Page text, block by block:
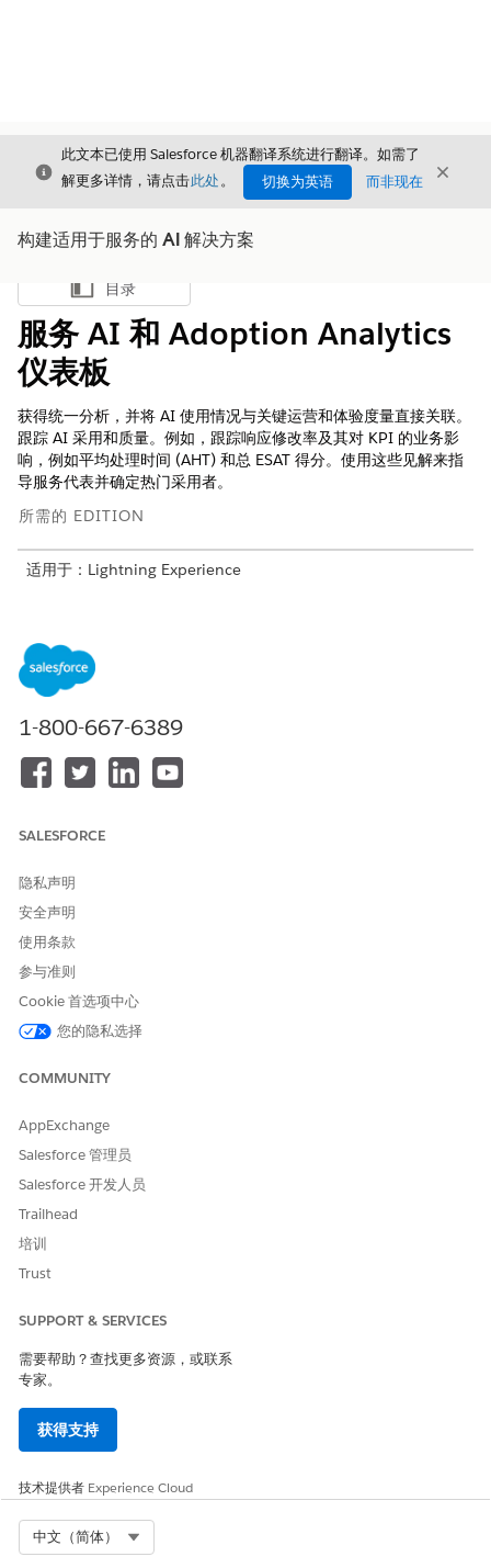
关闭
此文本已使用 Salesforce 机器翻译系统进行翻译。如需了
解更多详情，请点击此处。 切换为英语 而非现在 关闭
构建适用于服务的 AI 解决方案
显示目录
目录
服务 AI 和 Adoption Analytics
仪表板
获得统一分析，并将 AI 使用情况与关键运营和体验度量直接关联。
跟踪 AI 采用和质量。例如，跟踪响应修改率及其对 KPI 的业务影
响，例如平均处理时间 (AHT) 和总 ESAT 得分。使用这些见解来指
导服务代表并确定热门采用者。
所需的 EDITION
适用于：Lightning Experience
Einstein for Service 概览
监控 Einstein for Service 的采用情况及其对平均处理时间
(AHT) 等关键效率指标的影响。通过回复质量趋势和总体 ESAT
或 AHT 高的团队。实施有针对性的干预措施，例如更新提示或
更新 Knowledge 文章，以提高回复质量，并最终提高客户满意
分析所有客户服务代表 (CSR) 小组的总体使用情况和采用趋
势，以确定成功和业务机会的关键领域。通过审查整体平均处理
时间 (AHT) 评估服务效率，并通过跟踪整体员工满意度得分
(ESAT) 和响应质量度量来监控质量。例如，服务经理可以找到
解释客服人员效率和客户不满意波动的模式。按整体 AHT、负
或负反馈的原因。实施有针对性的干预措施，例如对复杂个案类
型的指导或修改 AI 建议。这些操作解决了根本问题，也增强了
请与我们共享您的想法，以便我们进行改进！
1-800-667-6389
SALESFORCE
隐私声明
安全声明
使用条款
参与准则
Cookie 首选项中心
您的隐私选择
COMMUNITY
AppExchange
Salesforce 管理员
Salesforce 开发人员
Trailhead
培训
Trust
SUPPORT & SERVICES
需要帮助？查找更多资源，或联系
专家。
获得支持
技术提供者 Experience Cloud
中文（简体）